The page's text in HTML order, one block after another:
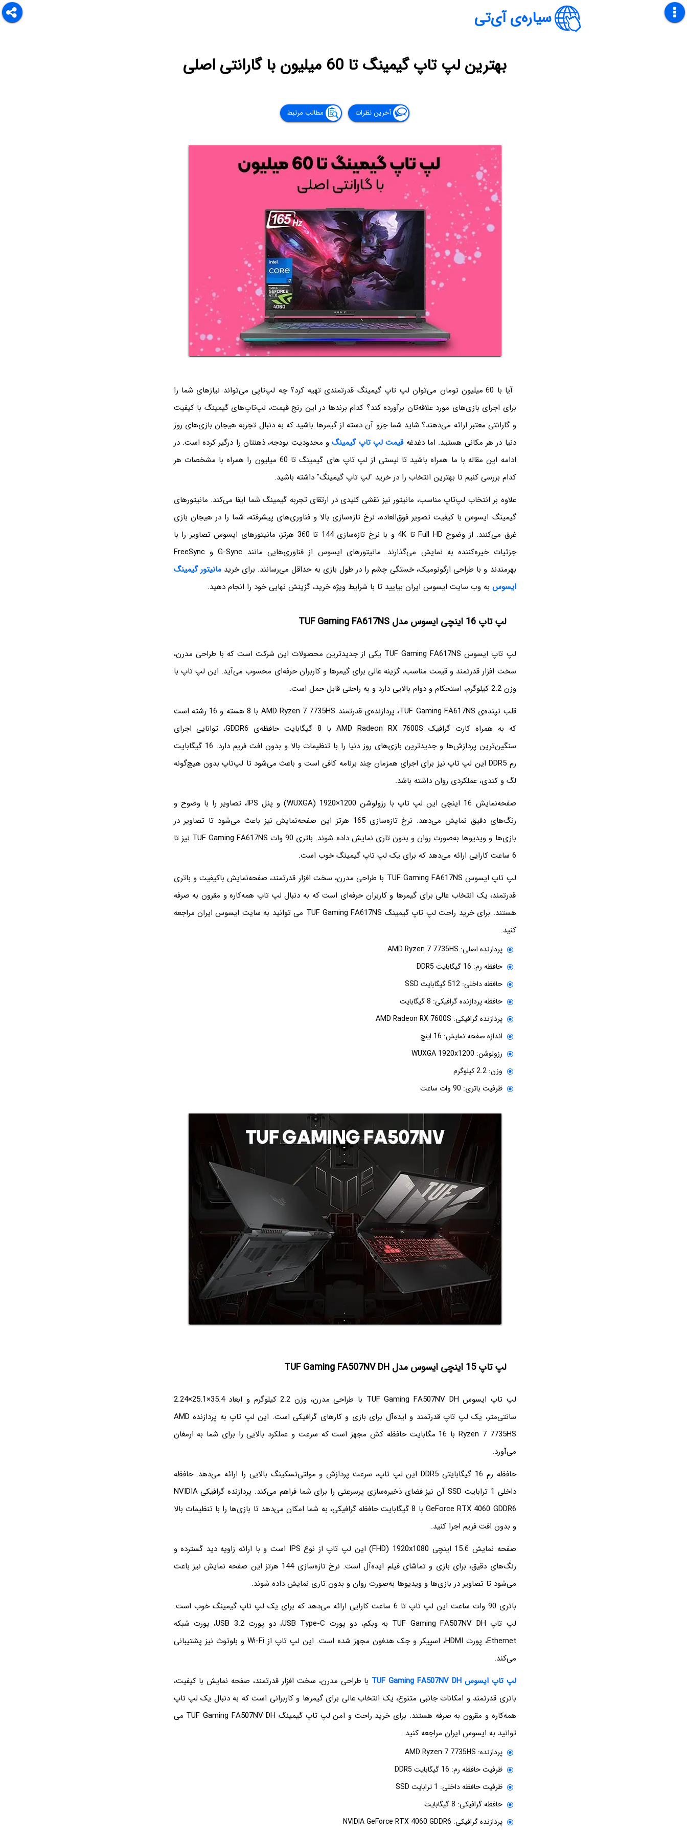
سیاره‌ی آی‌تی
بهترین لپ تاپ گیمینگ تا 60 میلیون با گارانتی اصلی
آخرین نظرات مطالب مرتبط
آیا با 60 میلیون تومان می‌توان لپ‌ تاپ گیمینگ قدرتمندی تهیه کرد؟ چه لپ‌تاپی می‌تواند نیازهای شما را
برای اجرای بازی‌های مورد علاقه‌تان برآورده کند؟ کدام برندها در این رنج قیمت، لپ‌تاپ‌های گیمینگ با کیفیت
و گارانتی معتبر ارائه می‌دهند؟ شاید شما جزو آن دسته از گیمرها باشید که به دنبال تجربه هیجان بازی‌های روز
دنیا در هر مکانی هستید. اما دغدغهقیمت لپ تاپ گیمینگو محدودیت بودجه، ذهنتان را درگیر کرده است. در
ادامه این مقاله با ما همراه باشید تا لیستی از لپ تاپ های گیمینگ تا 60 میلیون را همراه با مشخصات هر
کدام بررسی کنیم تا بهترین انتخاب را در خرید "لپ تاپ گیمینگ" داشته باشید.
علاوه بر انتخاب لپ‌تاپ مناسب، مانیتور نیز نقشی کلیدی در ارتقای تجربه گیمینگ شما ایفا می‌کند. مانیتورهای
گیمینگ ایسوس با کیفیت تصویر فوق‌العاده، نرخ تازه‌سازی بالا و فناوری‌های پیشرفته، شما را در هیجان بازی
غرق می‌کنند. از وضوح Full HD تا 4K و با نرخ تازه‌سازی 144 تا 360 هرتز، مانیتورهای ایسوس تصاویر را با
جزئیات خیره‌کننده به نمایش می‌گذارند. مانیتورهای ایسوس از فناوری‌هایی مانند G-Sync و FreeSync
بهرمندند و با طراحی ارگونومیک، خستگی چشم را در طول بازی به حداقل می‌رسانند. برای خریدمانیتور گیمینگ
ایسوس به وب سایت ایسوس ایران بیایید تا با شرایط ویژه خرید، گزینش نهایی خود را انجام دهید.
لپ تاپ 16 اینچی ایسوس مدل TUF Gaming FA617NS
لپ تاپ ایسوس TUF Gaming FA617NS یکی از جدیدترین محصولات این شرکت است که با طراحی مدرن،
سخت افزار قدرتمند و قیمت مناسب، گزینه عالی برای گیمرها و کاربران حرفه‌ای محسوب می‌آید. این لپ تاپ با
وزن 2.2 کیلوگرم، استحکام و دوام بالایی دارد و به راحتی قابل حمل است.
قلب تپنده‌ی TUF Gaming FA617NS، پردازنده‌ی قدرتمند AMD Ryzen 7 7735HS با 8 هسته و 16 رشته است
که به همراه کارت گرافیک AMD Radeon RX 7600S با 8 گیگابایت حافظه‌ی GDDR6، توانایی اجرای
سنگین‌ترین پردازش‌ها و جدیدترین بازی‌های روز دنیا را با تنظیمات بالا و بدون افت فریم دارد. 16 گیگابایت
رم DDR5 این لپ تاپ نیز برای اجرای همزمان چند برنامه کافی است و باعث می‌شود تا لپ‌تاپ بدون هیچ‌گونه
لگ و کندی، عملکردی روان داشته باشد.
صفحه‌نمایش 16 اینچی این لپ تاپ با رزولوشن WUXGA) 1920×1200) و پنل IPS، تصاویر را با وضوح و
رنگ‌های دقیق نمایش می‌دهد. نرخ تازه‌سازی 165 هرتز این صفحه‌نمایش نیز باعث می‌شود تا تصاویر در
بازی‌ها و ویدیوها به‌صورت روان و بدون تاری نمایش داده شوند. باتری 90 وات TUF Gaming FA617NS نیز تا
6 ساعت کارایی ارائه می‌دهد که برای یک لپ تاپ گیمینگ خوب است.
لپ تاپ ایسوس TUF Gaming FA617NS با طراحی مدرن، سخت افزار قدرتمند، صفحه‌نمایش باکیفیت و باتری
قدرتمند، یک انتخاب عالی برای گیمرها و کاربران حرفه‌ای است که به دنبال لپ تاپ همه‌کاره و مقرون به صرفه
هستند. برای خرید راحت لپ تاپ گیمینگ TUF Gaming FA617NS می توانید به سایت ایسوس ایران مراجعه
کنید.
پردازنده اصلی: AMD Ryzen 7 7735HS
حافظه رم: 16 گیگابایت DDR5
حافظه داخلی: 512 گیگابایت SSD
حافظه پردازنده گرافیکی: 8 گیگابایت
پردازنده گرافیکی: AMD Radeon RX 7600S
اندازه صفحه نمایش: 16 اینچ
رزولوشن: WUXGA 1920x1200
وزن: 2.2 کیلوگرم
ظرفیت باتری: 90 وات ساعت
لپ تاپ 15 اینچی ایسوس مدل TUF Gaming FA507NV DH
لپ تاپ ایسوس TUF Gaming FA507NV DH با طراحی مدرن، وزن 2.2 کیلوگرم و ابعاد 35.4×25.1×2.24
سانتی‌متر، یک لپ تاپ قدرتمند و ایده‌آل برای بازی و کارهای گرافیکی است. این لپ تاپ به پردازنده AMD
Ryzen 7 7735HS با 16 مگابایت حافظه کش مجهز است که سرعت و عملکرد بالایی را برای شما به ارمغان
می‌آورد.
حافظه رم 16 گیگابایتی DDR5 این لپ تاپ، سرعت پردازش و مولتی‌تسکینگ بالایی را ارائه می‌دهد. حافظه
داخلی 1 ترابایت SSD آن نیز فضای ذخیره‌سازی پرسرعتی را برای شما فراهم می‌کند. پردازنده گرافیکی NVIDIA
GeForce RTX 4060 GDDR6 با 8 گیگابایت حافظه گرافیکی، به شما امکان می‌دهد تا بازی‌ها را با تنظیمات بالا
و بدون افت فریم اجرا کنید.
صفحه نمایش 15.6 اینچی FHD) 1920x1080) این لپ تاپ از نوع IPS است و با ارائه زاویه دید گسترده و
رنگ‌های دقیق، برای بازی و تماشای فیلم ایده‌آل است. نرخ تازه‌سازی 144 هرتز این صفحه نمایش نیز باعث
می‌شود تا تصاویر در بازی‌ها و ویدیوها به‌صورت روان و بدون تاری نمایش داده شوند.
باتری 90 وات ساعت این لپ تاپ تا 6 ساعت کارایی ارائه می‌دهد که برای یک لپ تاپ گیمینگ خوب است.
لپ تاپ TUF Gaming FA507NV DH به وبکم، دو پورت USB Type-C، دو پورت USB 3.2، پورت شبکه
Ethernet، پورت HDMI، اسپیکر و جک هدفون مجهز شده است. این لپ تاپ از Wi-Fi و بلوتوث نیز پشتیبانی
می‌کند.
لپ تاپ ایسوس TUF Gaming FA507NV DH
با طراحی مدرن، سخت افزار قدرتمند، صفحه نمایش با کیفیت،
باتری قدرتمند و امکانات جانبی متنوع، یک انتخاب عالی برای گیمرها و کاربرانی است که به دنبال یک لپ تاپ
همه‌کاره و مقرون به صرفه هستند. برای خرید راحت و امن لپ تاپ گیمینگ TUF Gaming FA507NV DH می
توانید به ایسوس ایران مراجعه کنید.
پردازنده: AMD Ryzen 7 7735HS
ظرفیت حافظه رم: 16 گیگابایت DDR5
ظرفیت حافظه داخلی: 1 ترابایت SSD
حافظه گرافیکی: 8 گیگابایت
پردازنده گرافیکی: NVIDIA GeForce RTX 4060 GDDR6